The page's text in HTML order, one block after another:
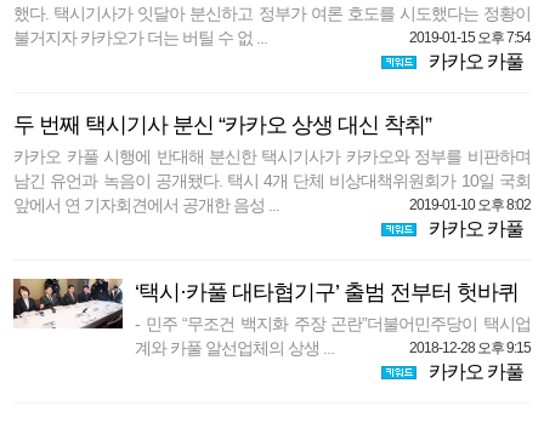
했다. 택시기사가 잇달아 분신하고 정부가 여론 호도를 시도했다는 정황이
불거지자 카카오가 더는 버틸 수 없 ...
2019-01-15 오후 7:54
카카오 카풀
두 번째 택시기사 분신 “카카오 상생 대신 착취”
카카오 카풀 시행에 반대해 분신한 택시기사가 카카오와 정부를 비판하며
남긴 유언과 녹음이 공개됐다. 택시 4개 단체 비상대책위원회가 10일 국회
앞에서 연 기자회견에서 공개한 음성 ...
2019-01-10 오후 8:02
카카오 카풀
‘택시·카풀 대타협기구’ 출범 전부터 헛바퀴
- 민주 “무조건 백지화 주장 곤란”더불어민주당이 택시업
계와 카풀 알선업체의 상생 ...
2018-12-28 오후 9:15
카카오 카풀